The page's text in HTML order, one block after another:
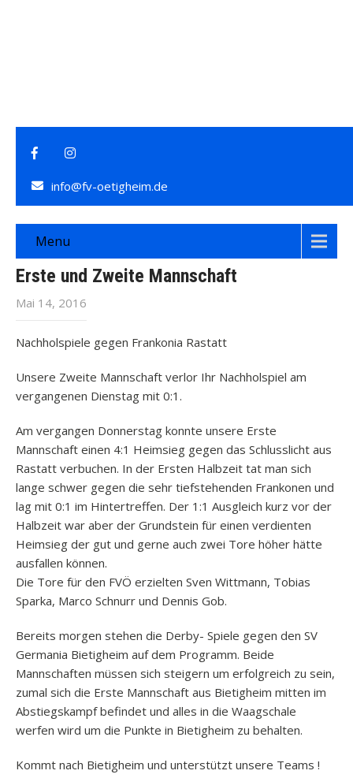
info@fv-oetigheim.de
Menu
Erste und Zweite Mannschaft
Mai 14, 2016
Nachholspiele gegen Frankonia Rastatt
Unsere Zweite Mannschaft verlor Ihr Nachholspiel am
vergangenen Dienstag mit 0:1.
Am vergangen Donnerstag konnte unsere Erste
Mannschaft einen 4:1 Heimsieg gegen das Schlusslicht aus
Rastatt verbuchen. In der Ersten Halbzeit tat man sich
lange schwer gegen die sehr tiefstehenden Frankonen und
lag mit 0:1 im Hintertreffen. Der 1:1 Ausgleich kurz vor der
Halbzeit war aber der Grundstein für einen verdienten
Heimsieg der gut und gerne auch zwei Tore höher hätte
ausfallen können.
Die Tore für den FVÖ erzielten Sven Wittmann, Tobias
Sparka, Marco Schnurr und Dennis Gob.
Bereits morgen stehen die Derby- Spiele gegen den SV
Germania Bietigheim auf dem Programm. Beide
Mannschaften müssen sich steigern um erfolgreich zu sein,
zumal sich die Erste Mannschaft aus Bietigheim mitten im
Abstiegskampf befindet und alles in die Waagschale
werfen wird um die Punkte in Bietigheim zu behalten.
Kommt nach Bietigheim und unterstützt unsere Teams !